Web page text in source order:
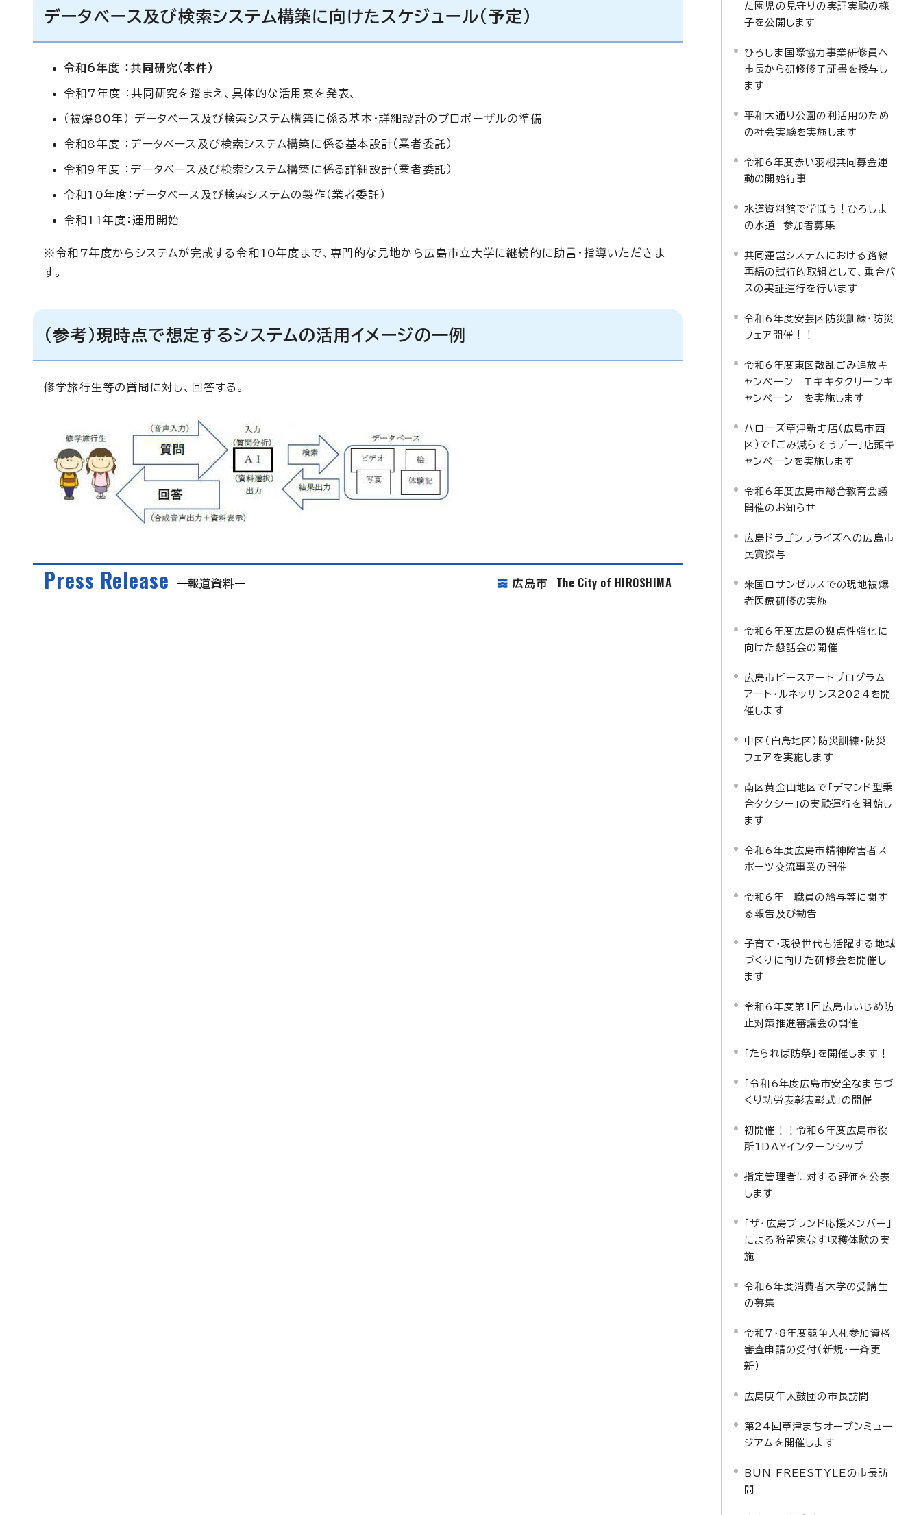
データベース及び検索システム構築に向けたスケジュール（予定）
令和6年度 ：共同研究（本件）
令和7年度 ：共同研究を踏まえ、具体的な活用案を発表、
（被爆80年） データベース及び検索システム構築に係る基本・詳細設計のプロポーザルの準備
令和8年度 ：データベース及び検索システム構築に係る基本設計（業者委託）
令和9年度 ：データベース及び検索システム構築に係る詳細設計（業者委託）
令和10年度：データベース及び検索システムの製作（業者委託）
令和11年度：運用開始
※令和7年度からシステムが完成する令和10年度まで、専門的な見地から広島市立大学に継続的に助言・指導いただきま
す。
（参考）現時点で想定するシステムの活用イメージの一例
修学旅行生等の質問に対し、回答する。
Press Release 報道資料 広島市 The City of HIROSHIMA
た園児の見守りの実証実験の様
子を公開します
ひろしま国際協力事業研修員へ
市長から研修修了証書を授与し
ます
平和大通り公園の利活用のため
の社会実験を実施します
令和6年度赤い羽根共同募金運
動の開始行事
水道資料館で学ぼう！ひろしま
の水道 参加者募集
共同運営システムにおける路線
再編の試行的取組として、乗合バ
スの実証運行を行います
令和6年度安芸区防災訓練・防災
フェア開催！！
令和6年度東区散乱ごみ追放キ
ャンペーン エキキタクリーンキ
ャンペーン を実施します
ハローズ草津新町店（広島市西
区）で「ごみ減らそうデー」店頭キ
ャンペーンを実施します
令和6年度広島市総合教育会議
開催のお知らせ
広島ドラゴンフライズへの広島市
民賞授与
米国ロサンゼルスでの現地被爆
者医療研修の実施
令和6年度広島の拠点性強化に
向けた懇話会の開催
広島市ピースアートプログラム
アート・ルネッサンス2024を開
催します
中区（白島地区）防災訓練・防災
フェアを実施します
南区黄金山地区で「デマンド型乗
合タクシー」の実験運行を開始し
ます
令和6年度広島市精神障害者ス
ポーツ交流事業の開催
令和6年 職員の給与等に関す
る報告及び勧告
子育て・現役世代も活躍する地域
づくりに向けた研修会を開催し
ます
令和6年度第1回広島市いじめ防
止対策推進審議会の開催
「たられば防祭」を開催します！
「令和6年度広島市安全なまちづ
くり功労表彰表彰式」の開催
初開催！！令和6年度広島市役
所1DAYインターンシップ
指定管理者に対する評価を公表
します
「ザ・広島ブランド応援メンバー」
による狩留家なす収穫体験の実
施
令和6年度消費者大学の受講生
の募集
令和7・8年度競争入札参加資格
審査申請の受付（新規・一斉更
新）
広島庚午太鼓団の市長訪問
第24回草津まちオープンミュー
ジアムを開催します
BUN FREESTYLEの市長訪
問